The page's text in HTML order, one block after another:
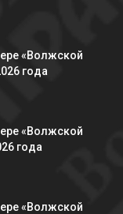
«Волжской
года
«Волжской
года
«Волжской